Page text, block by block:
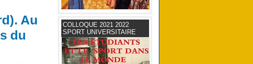
Au
du
COLLOQUE 2021 2022
SPORT UNIVERSITAIRE